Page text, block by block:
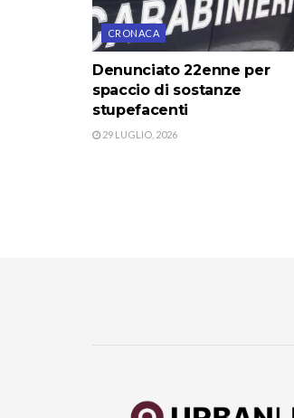
CRONACA
Denunciato 22enne per
spaccio di sostanze
stupefacenti
29 LUGLIO, 2026